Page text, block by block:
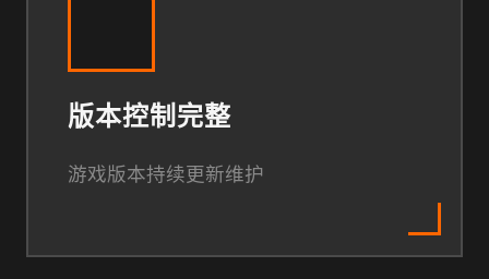
版本控制完整
游戏版本持续更新维护